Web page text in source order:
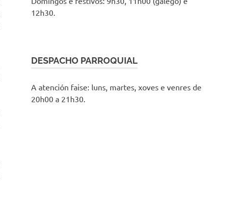
12h30.
DESPACHO PARROQUIAL
A atención faise: luns, martes, xoves e venres de
20h00 a 21h30.